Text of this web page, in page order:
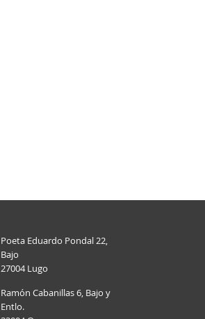
Poeta Eduardo Pondal 22,
Bajo
27004 Lugo
Ramón Cabanillas 6, Bajo y
Entlo.